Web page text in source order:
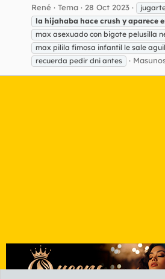
René Tema 28 Oct 2023
la hijahaba hace crush y aparece
max asexuado con bigote pelusilla
max pilila fimosa infantil le sale
recuerda pedir dni antes